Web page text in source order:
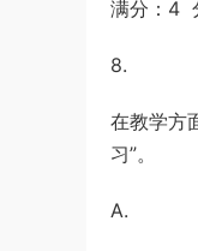
满分：4
8.
在教学方
习”。
A.